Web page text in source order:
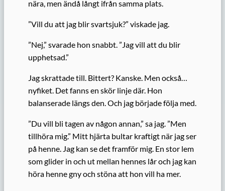
nära, men ändå långt ifrån samma plats.
”Vill du att jag blir svartsjuk?” viskade jag.
”Nej,” svarade hon snabbt. ”Jag vill att du blir
upphetsad.”
Jag skrattade till. Bittert? Kanske. Men också…
nyfiket. Det fanns en skör linje där. Hon
balanserade längs den. Och jag började följa med.
”Du vill bli tagen av någon annan,” sa jag. ”Men
tillhöra mig.” Mitt hjärta bultar kraftigt när jag ser
på henne. Jag kan se det framför mig. En stor lem
som glider in och ut mellan hennes lår och jag kan
höra henne gny och stöna att hon vill ha mer.